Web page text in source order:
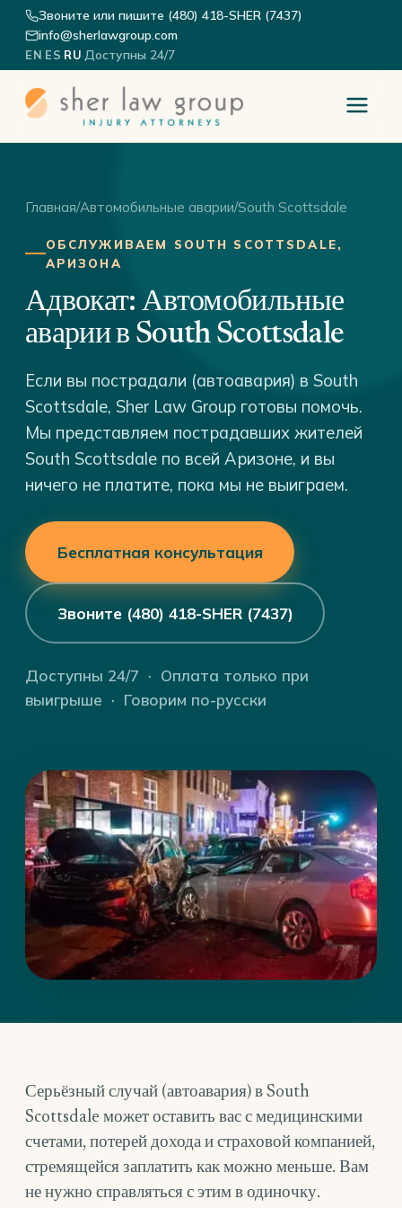
Звоните или пишите (480) 418-SHER (7437)
info@sherlawgroup.com
EN·ES·RU·Доступны 24/7
Главная/Автомобильные аварии/South Scottsdale
ОБСЛУЖИВАЕМ SOUTH SCOTTSDALE,
АРИЗОНА
Адвокат: Автомобильные
аварии в South Scottsdale
Если вы пострадали (автоавария) в South
Scottsdale, Sher Law Group готовы помочь.
Мы представляем пострадавших жителей
South Scottsdale по всей Аризоне, и вы
ничего не платите, пока мы не выиграем.
Бесплатная консультация
Звоните (480) 418-SHER (7437)
Доступны 24/7 · Оплата только при
выигрыше · Говорим по-русски
Серьёзный случай (автоавария) в South
Scottsdale может оставить вас с медицинскими
счетами, потерей дохода и страховой компанией,
стремящейся заплатить как можно меньше. Вам
не нужно справляться с этим в одиночку.